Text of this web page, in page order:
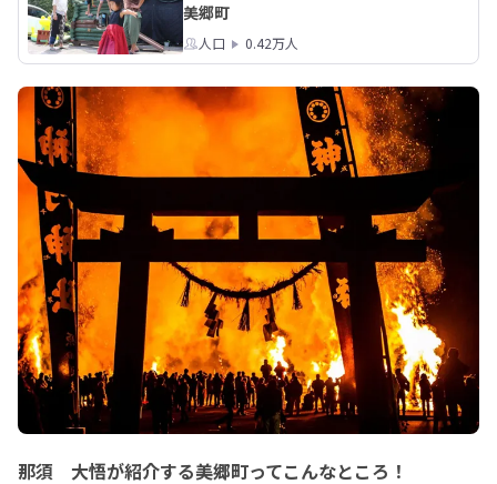
美郷町
人口 0.42万人
那須 大悟が紹介する美郷町ってこんなところ！